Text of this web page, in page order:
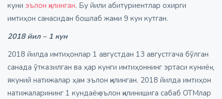
куни эълон қилинган. Бу йили абитуриентлар охирги
имтиҳон санасидан бошлаб жами 9 кун кутган.
2018 йил – 1 кун
2018 йилда имтиҳонлар 1 августдан 13 августгача бўлган
санада ўтказилган ва ҳар кунги имтиҳоннинг эртаси куниёқ
якуний натижалар ҳам эълон қилинган. 2018 йилда имтиҳон
натижаларининг 1 кундаёқ эълон қилинишига сабаб ОТМлар